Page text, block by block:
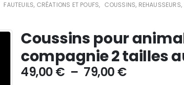
FAUTEUILS, CRÉATIONS ET POUFS, COUSSINS, REHAUSSEURS,
Coussins pour
compagnie 2 tailles
49,00 € – 79,00 €Plage